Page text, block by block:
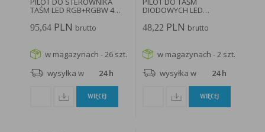
TAŚM LED RGB+RGBW 4
95,64 PLN brutto
w magazynach - 26 szt.
wysyłka w
24 h
WIĘCEJ
DIODOWYCH LED
48,22 PLN brutto
w magazynach - 2 szt.
wysyłka w
24 h
WIĘCEJ